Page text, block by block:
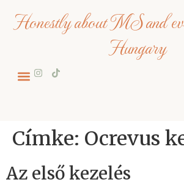
Honestly about MS and
Hungary
Címke: Ocrevus
Az első kezelés